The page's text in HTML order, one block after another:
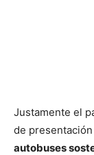
Justamente el
de
autobuses